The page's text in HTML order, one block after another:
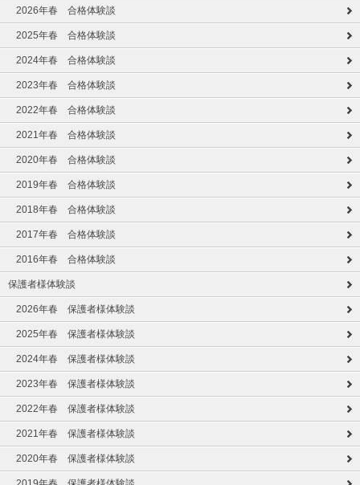
2026年春 合格体験談
2025年春 合格体験談
2024年春 合格体験談
2023年春 合格体験談
2022年春 合格体験談
2021年春 合格体験談
2020年春 合格体験談
2019年春 合格体験談
2018年春 合格体験談
2017年春 合格体験談
2016年春 合格体験談
保護者様体験談
2026年春 保護者様体験談
2025年春 保護者様体験談
2024年春 保護者様体験談
2023年春 保護者様体験談
2022年春 保護者様体験談
2021年春 保護者様体験談
2020年春 保護者様体験談